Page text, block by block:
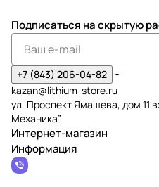
Подписаться на скрытую
+7 (843) 206-04-82
kazan@lithium-store.ru
ул. Проспект Ямашева, дом 11
Механика”
Интернет-магазин
Информация